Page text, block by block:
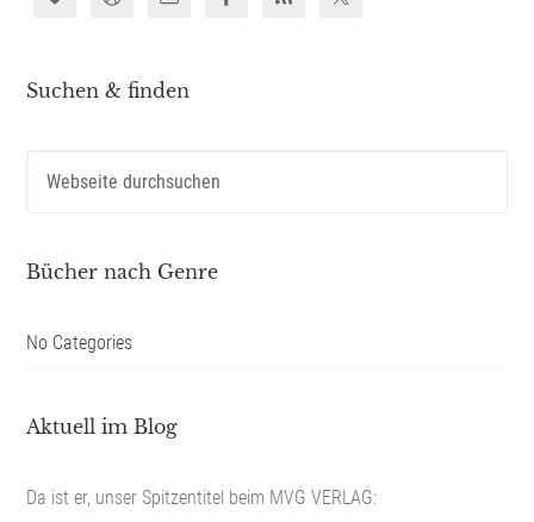
Suchen & finden
Bücher nach Genre
No Categories
Aktuell im Blog
Da ist er, unser Spitzentitel beim MVG VERLAG: